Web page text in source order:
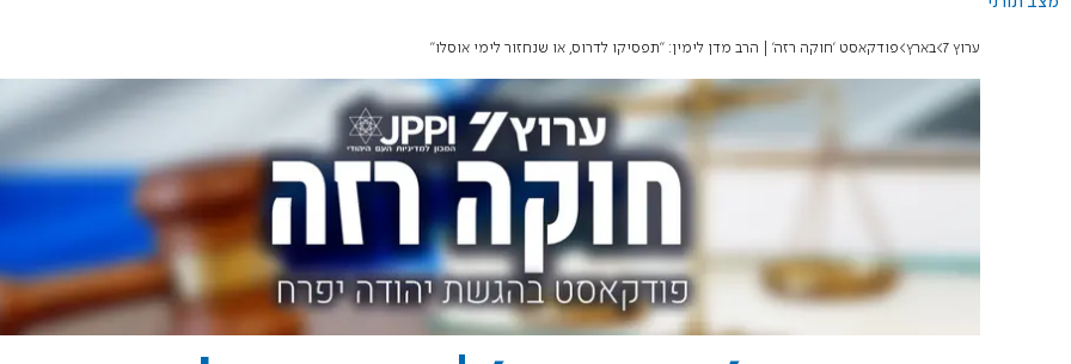
ערוץ 7 בארץ פודקאסט 'חוקה רזה' | הרב מדן לימין: "תפסיקו לדרוס, או שנחזור לימי אוסלו"